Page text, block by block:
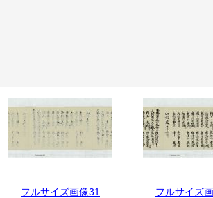
フルサイズ画像31 フルサイズ